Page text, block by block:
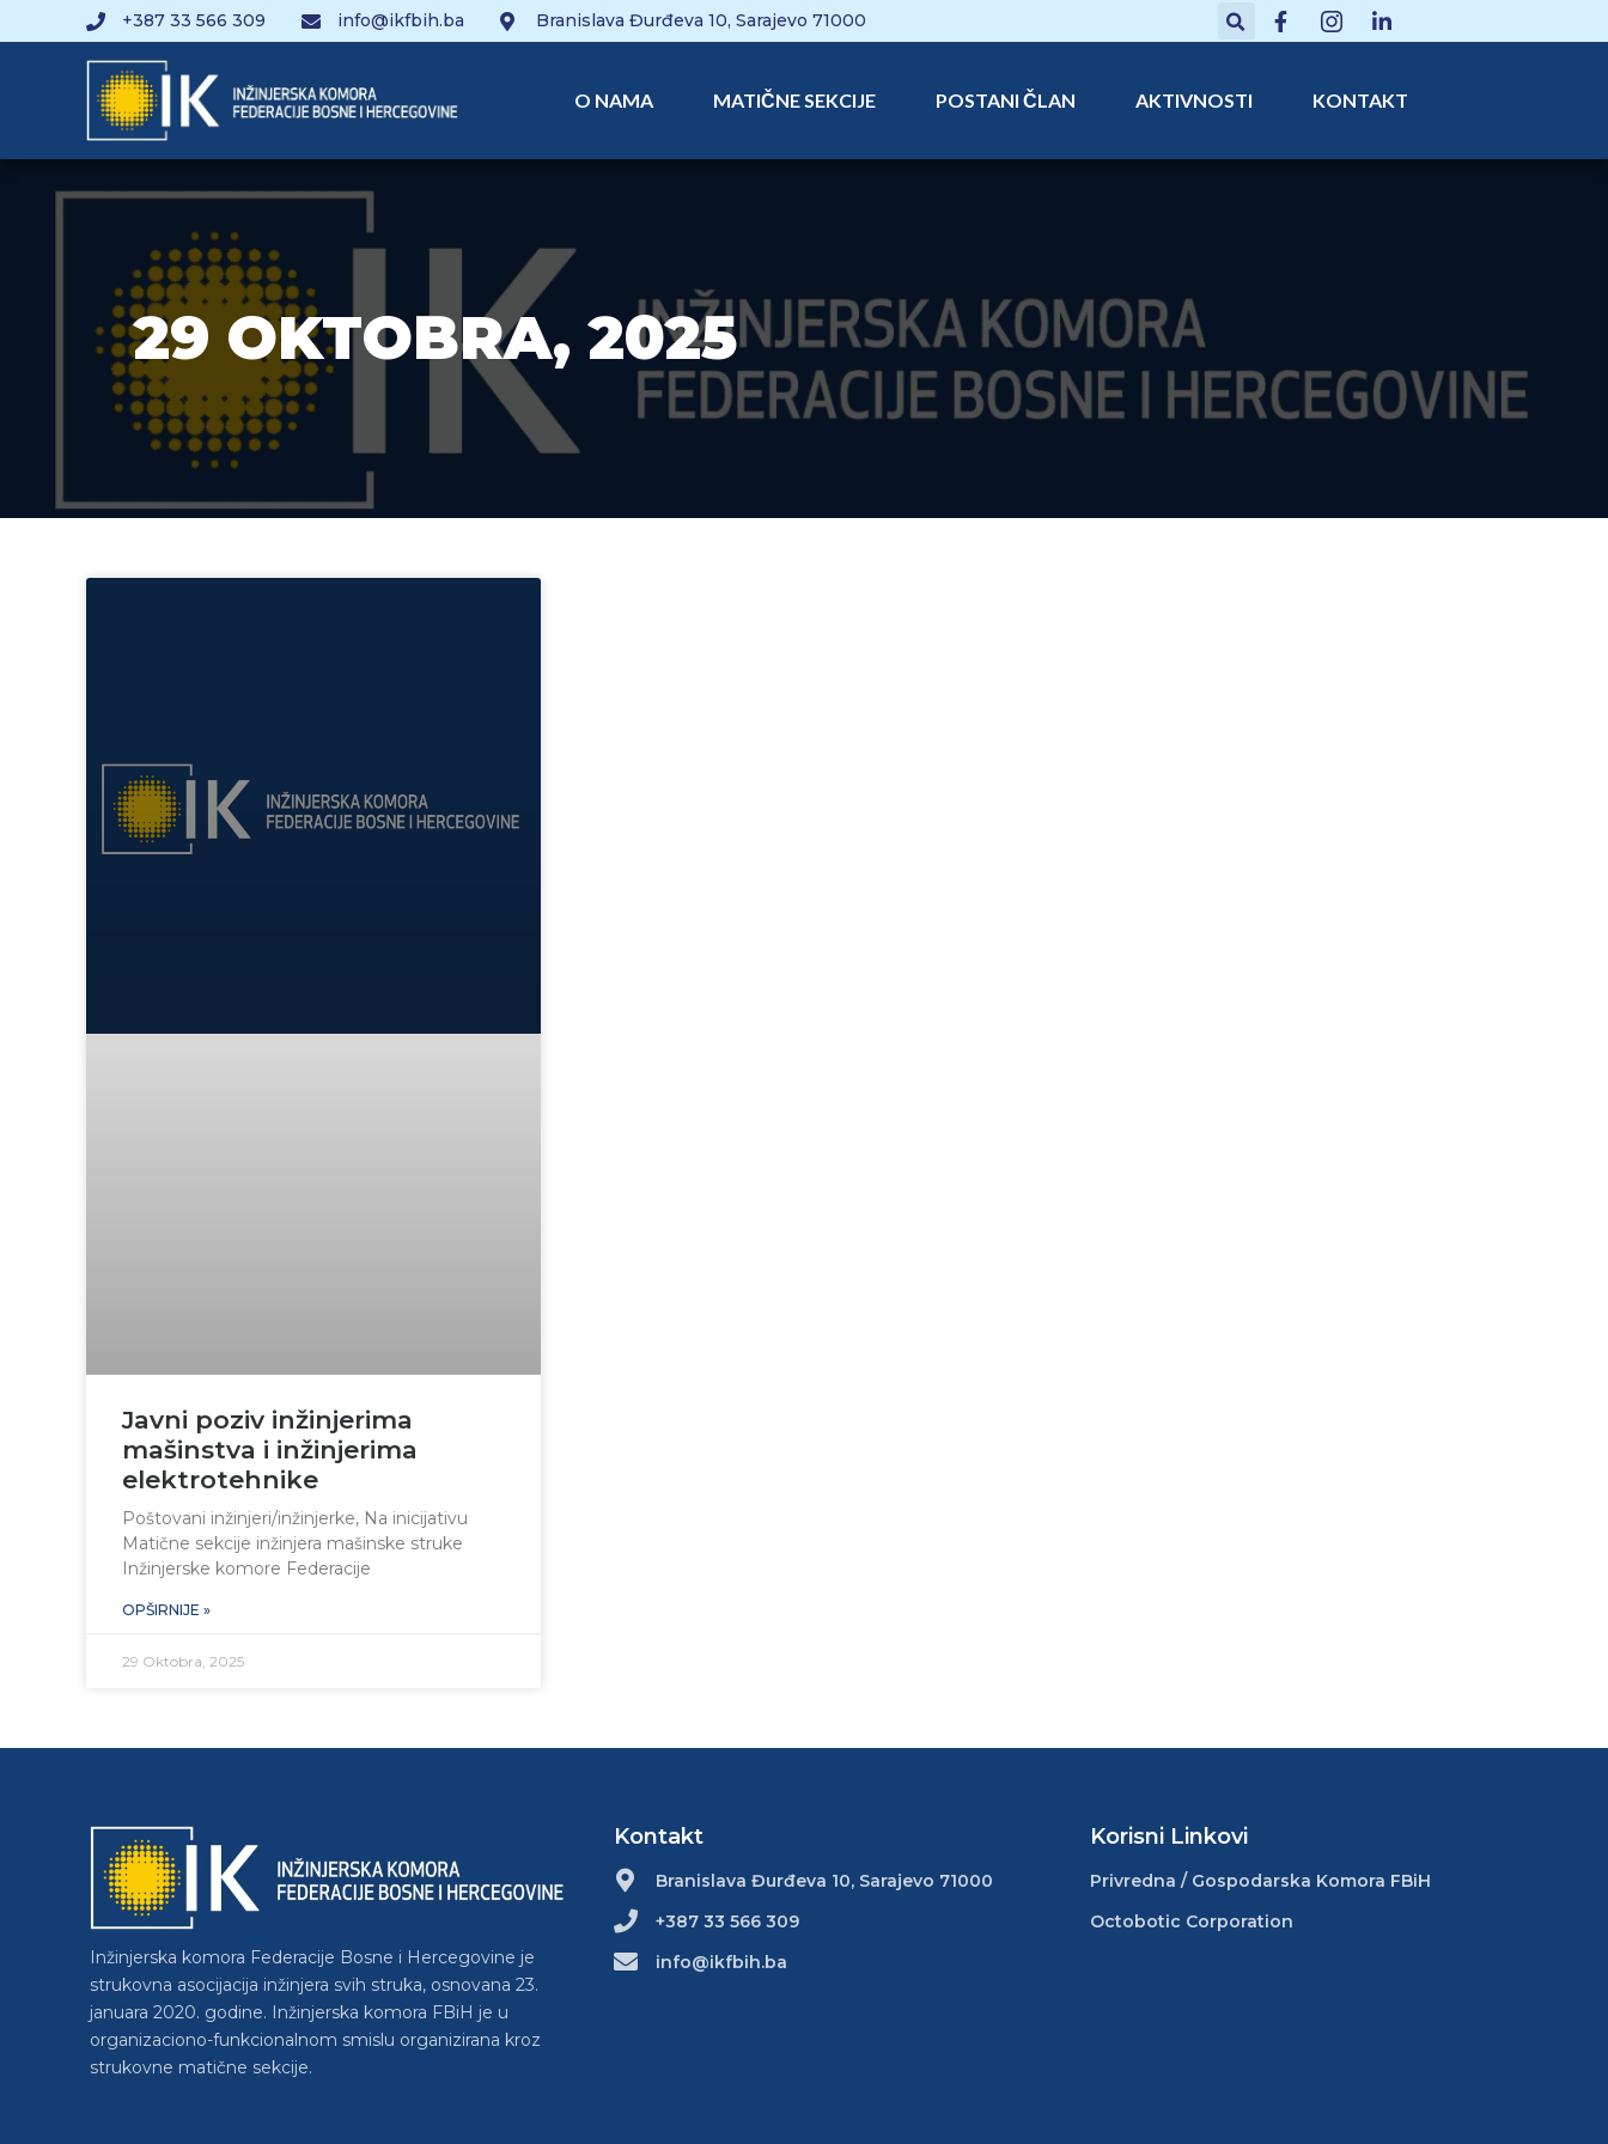
+387 33 566 309 info@ikfbih.ba Branislava Đurđeva 10, Sarajevo 71000
O NAMA MATIČNE SEKCIJE POSTANI ČLAN AKTIVNOSTI KONTAKT
29 OKTOBRA, 2025
Javni poziv inžinjerima
mašinstva i inžinjerima
elektrotehnike
Poštovani inžinjeri/inžinjerke, Na inicijativu
Matične sekcije inžinjera mašinske struke
Inžinjerske komore Federacije
OPŠIRNIJE »
29 Oktobra, 2025
Inžinjerska komora Federacije Bosne i Hercegovine je
strukovna asocijacija inžinjera svih struka, osnovana 23.
januara 2020. godine. Inžinjerska komora FBiH je u
organizaciono-funkcionalnom smislu organizirana kroz
strukovne matične sekcije.
Kontakt
Branislava Đurđeva 10, Sarajevo 71000
+387 33 566 309
info@ikfbih.ba
Korisni Linkovi
Privredna / Gospodarska Komora FBiH
Octobotic Corporation